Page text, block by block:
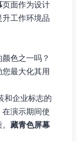
页面作为设计
升工作环境品
色之一吗？
最大化其用
和企业标志的
演示期间使
藏青色屏幕